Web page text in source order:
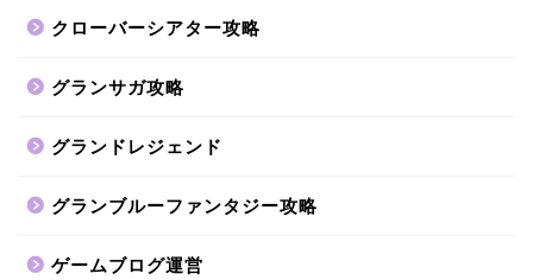
クローバーシアター攻略
グランサガ攻略
グランドレジェンド
グランブルーファンタジー攻略
ゲームブログ運営